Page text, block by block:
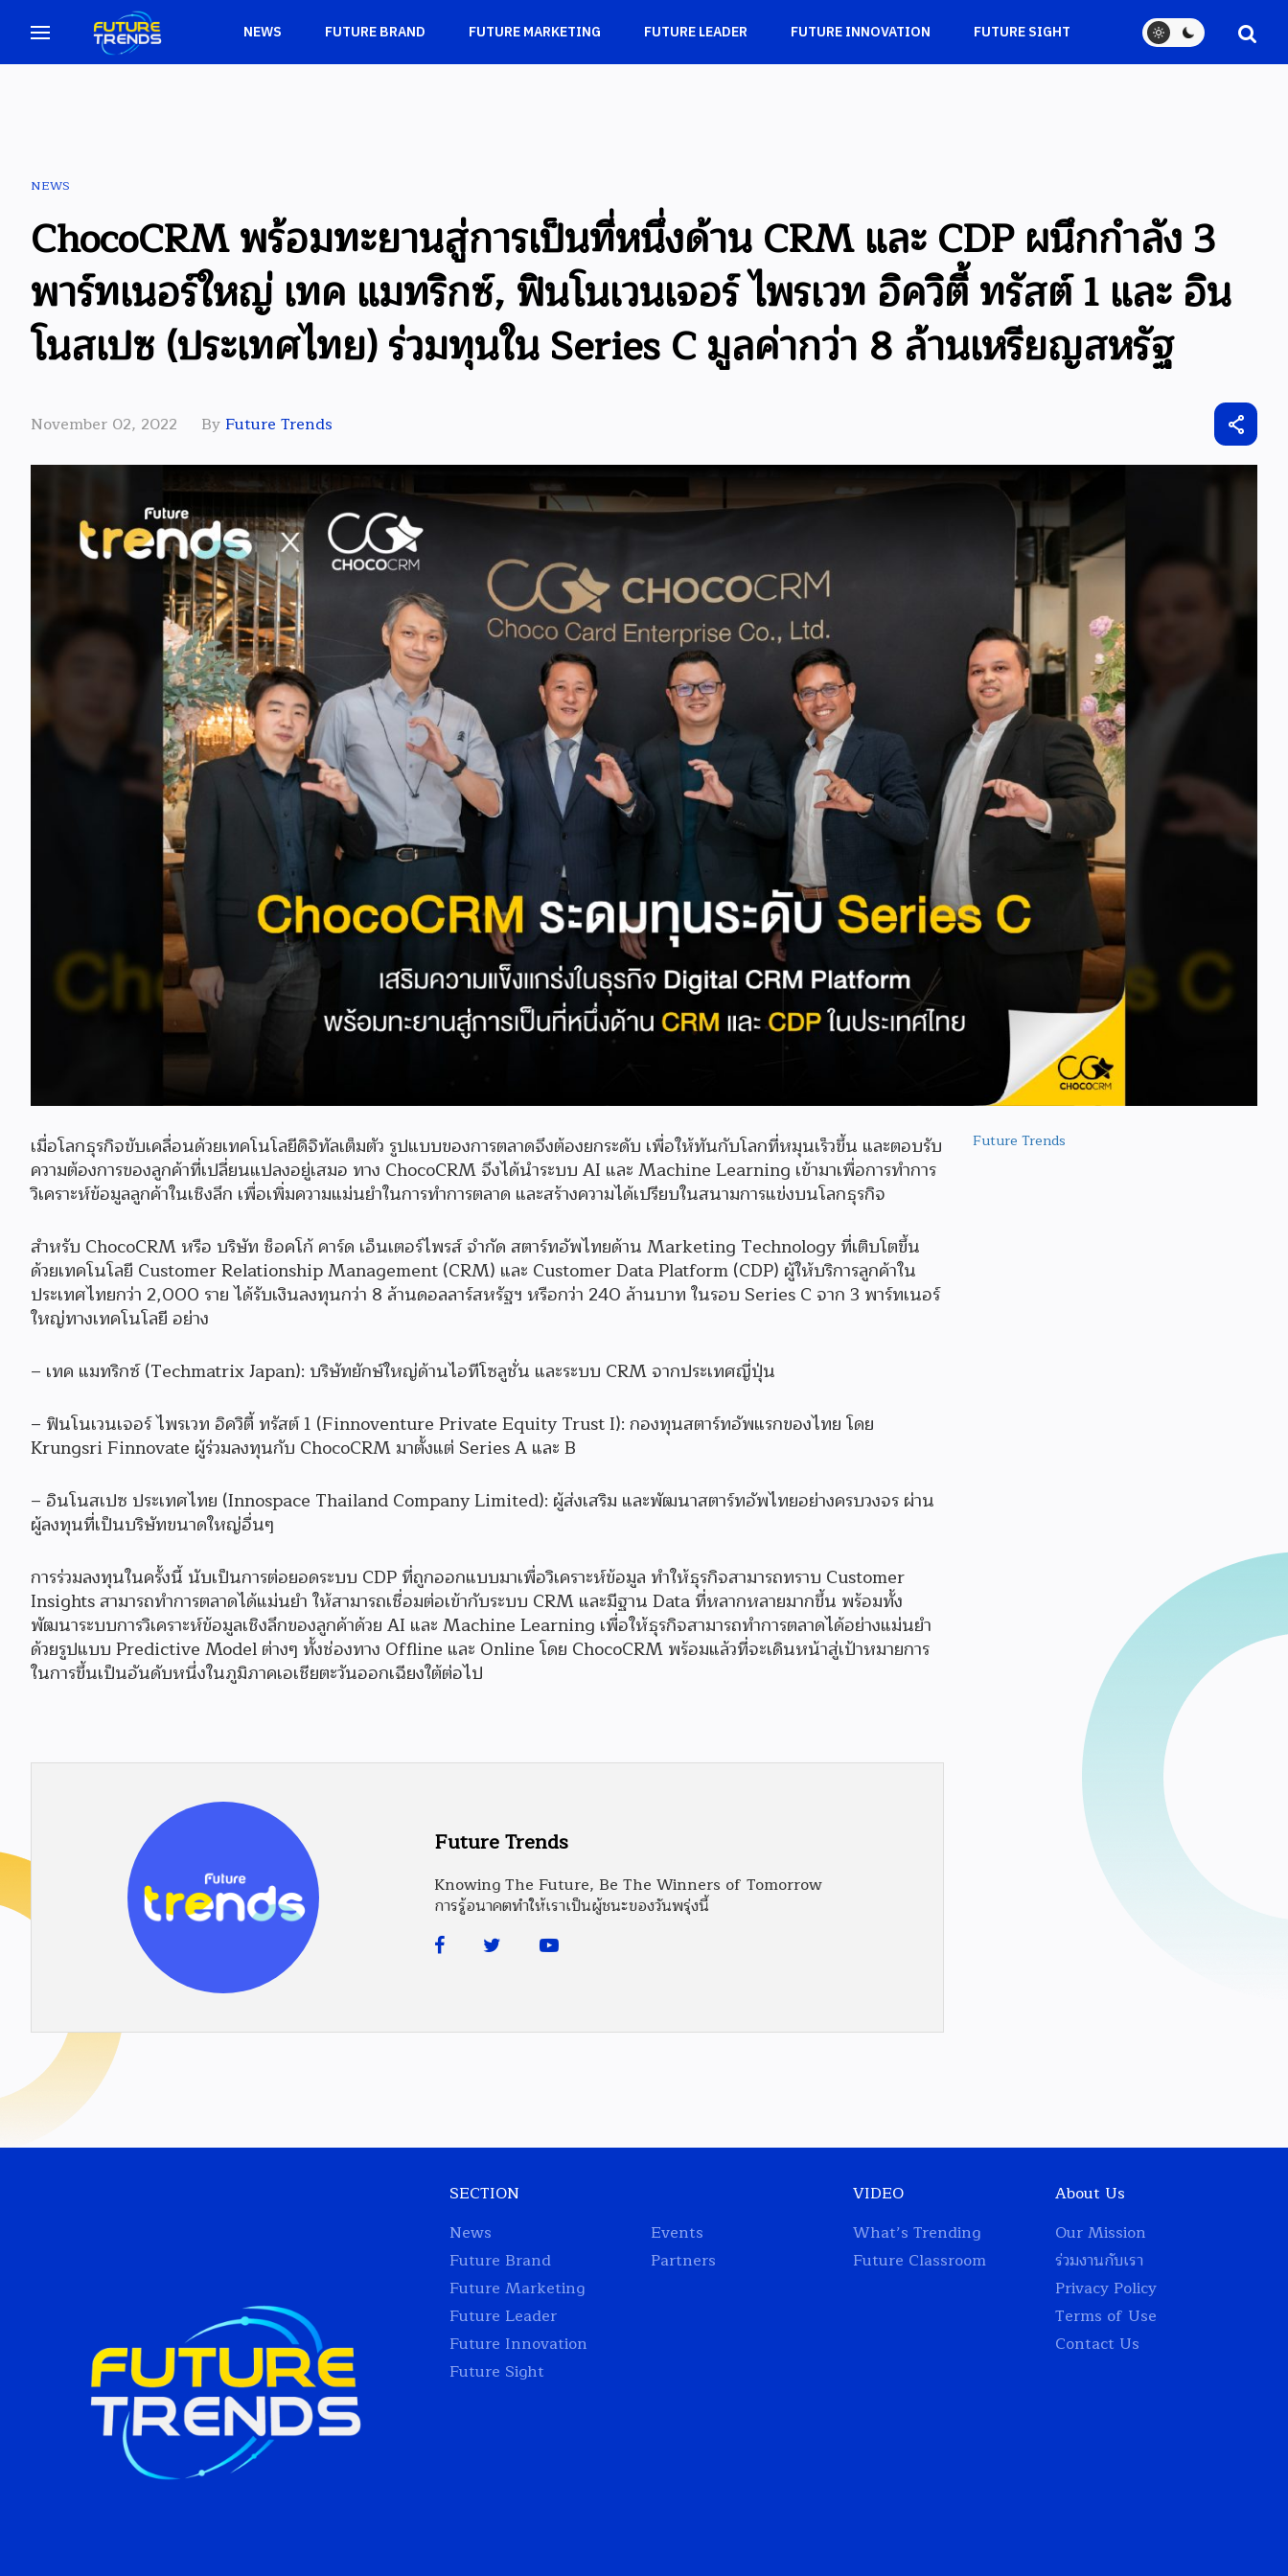
NEWS FUTURE BRAND FUTURE MARKETING FUTURE LEADER FUTURE INNOVATION FUTURE SIGHT
NEWS
ChocoCRM พร้อมทะยานสู่การเป็นที่หนึ่งด้าน CRM และ CDP ผนึกกำลัง 3
พาร์ทเนอร์ใหญ่ เทค แมทริกซ์, ฟินโนเวนเจอร์ ไพรเวท อิควิตี้ ทรัสต์ 1 และ อิน
โนสเปซ (ประเทศไทย) ร่วมทุนใน Series C มูลค่ากว่า 8 ล้านเหรียญสหรัฐ
November 02, 2022 By Future Trends
เมื่อโลกธุรกิจขับเคลื่อนด้วยเทคโนโลยีดิจิทัลเต็มตัว รูปแบบของการตลาดจึงต้องยกระดับ เพื่อให้ทันกับโลกที่หมุนเร็วขึ้น และตอบรับ
ความต้องการของลูกค้าที่เปลี่ยนแปลงอยู่เสมอ ทาง ChocoCRM จึงได้นำระบบ AI และ Machine Learning เข้ามาเพื่อการทำการ
วิเคราะห์ข้อมูลลูกค้าในเชิงลึก เพื่อเพิ่มความแม่นยำในการทำการตลาด และสร้างความได้เปรียบในสนามการแข่งบนโลกธุรกิจ
สำหรับ ChocoCRM หรือ บริษัท ช็อคโก้ คาร์ด เอ็นเตอร์ไพรส์ จำกัด สตาร์ทอัพไทยด้าน Marketing Technology ที่เติบโตขึ้น
ด้วยเทคโนโลยี Customer Relationship Management (CRM) และ Customer Data Platform (CDP) ผู้ให้บริการลูกค้าใน
ประเทศไทยกว่า 2,000 ราย ได้รับเงินลงทุนกว่า 8 ล้านดอลลาร์สหรัฐฯ หรือกว่า 240 ล้านบาท ในรอบ Series C จาก 3 พาร์ทเนอร์
ใหญ่ทางเทคโนโลยี อย่าง
– เทค แมทริกซ์ (Techmatrix Japan): บริษัทยักษ์ใหญ่ด้านไอทีโซลูชั่น และระบบ CRM จากประเทศญี่ปุ่น
– ฟินโนเวนเจอร์ ไพรเวท อิควิตี้ ทรัสต์ 1 (Finnoventure Private Equity Trust I): กองทุนสตาร์ทอัพแรกของไทย โดย
Krungsri Finnovate ผู้ร่วมลงทุนกับ ChocoCRM มาตั้งแต่ Series A และ B
– อินโนสเปซ ประเทศไทย (Innospace Thailand Company Limited): ผู้ส่งเสริม และพัฒนาสตาร์ทอัพไทยอย่างครบวงจร ผ่าน
ผู้ลงทุนที่เป็นบริษัทขนาดใหญ่อื่นๆ
การร่วมลงทุนในครั้งนี้ นับเป็นการต่อยอดระบบ CDP ที่ถูกออกแบบมาเพื่อวิเคราะห์ข้อมูล ทำให้ธุรกิจสามารถทราบ Customer
Insights สามารถทำการตลาดได้แม่นยำ ให้สามารถเชื่อมต่อเข้ากับระบบ CRM และมีฐาน Data ที่หลากหลายมากขึ้น พร้อมทั้ง
พัฒนาระบบการวิเคราะห์ข้อมูลเชิงลึกของลูกค้าด้วย AI และ Machine Learning เพื่อให้ธุรกิจสามารถทำการตลาดได้อย่างแม่นยำ
ด้วยรูปแบบ Predictive Model ต่างๆ ทั้งช่องทาง Offline และ Online โดย ChocoCRM พร้อมแล้วที่จะเดินหน้าสู่เป้าหมายการ
ในการขึ้นเป็นอันดับหนึ่งในภูมิภาคเอเชียตะวันออกเฉียงใต้ต่อไป
Future Trends
Future Trends
Knowing The Future, Be The Winners of Tomorrow
การรู้อนาคตทำให้เราเป็นผู้ชนะของวันพรุ่งนี้
SECTION
News
Future Brand
Future Marketing
Future Leader
Future Innovation
Future Sight
Events
Partners
VIDEO
What’s Trending
Future Classroom
About Us
Our Mission
ร่วมงานกับเรา
Privacy Policy
Terms of Use
Contact Us